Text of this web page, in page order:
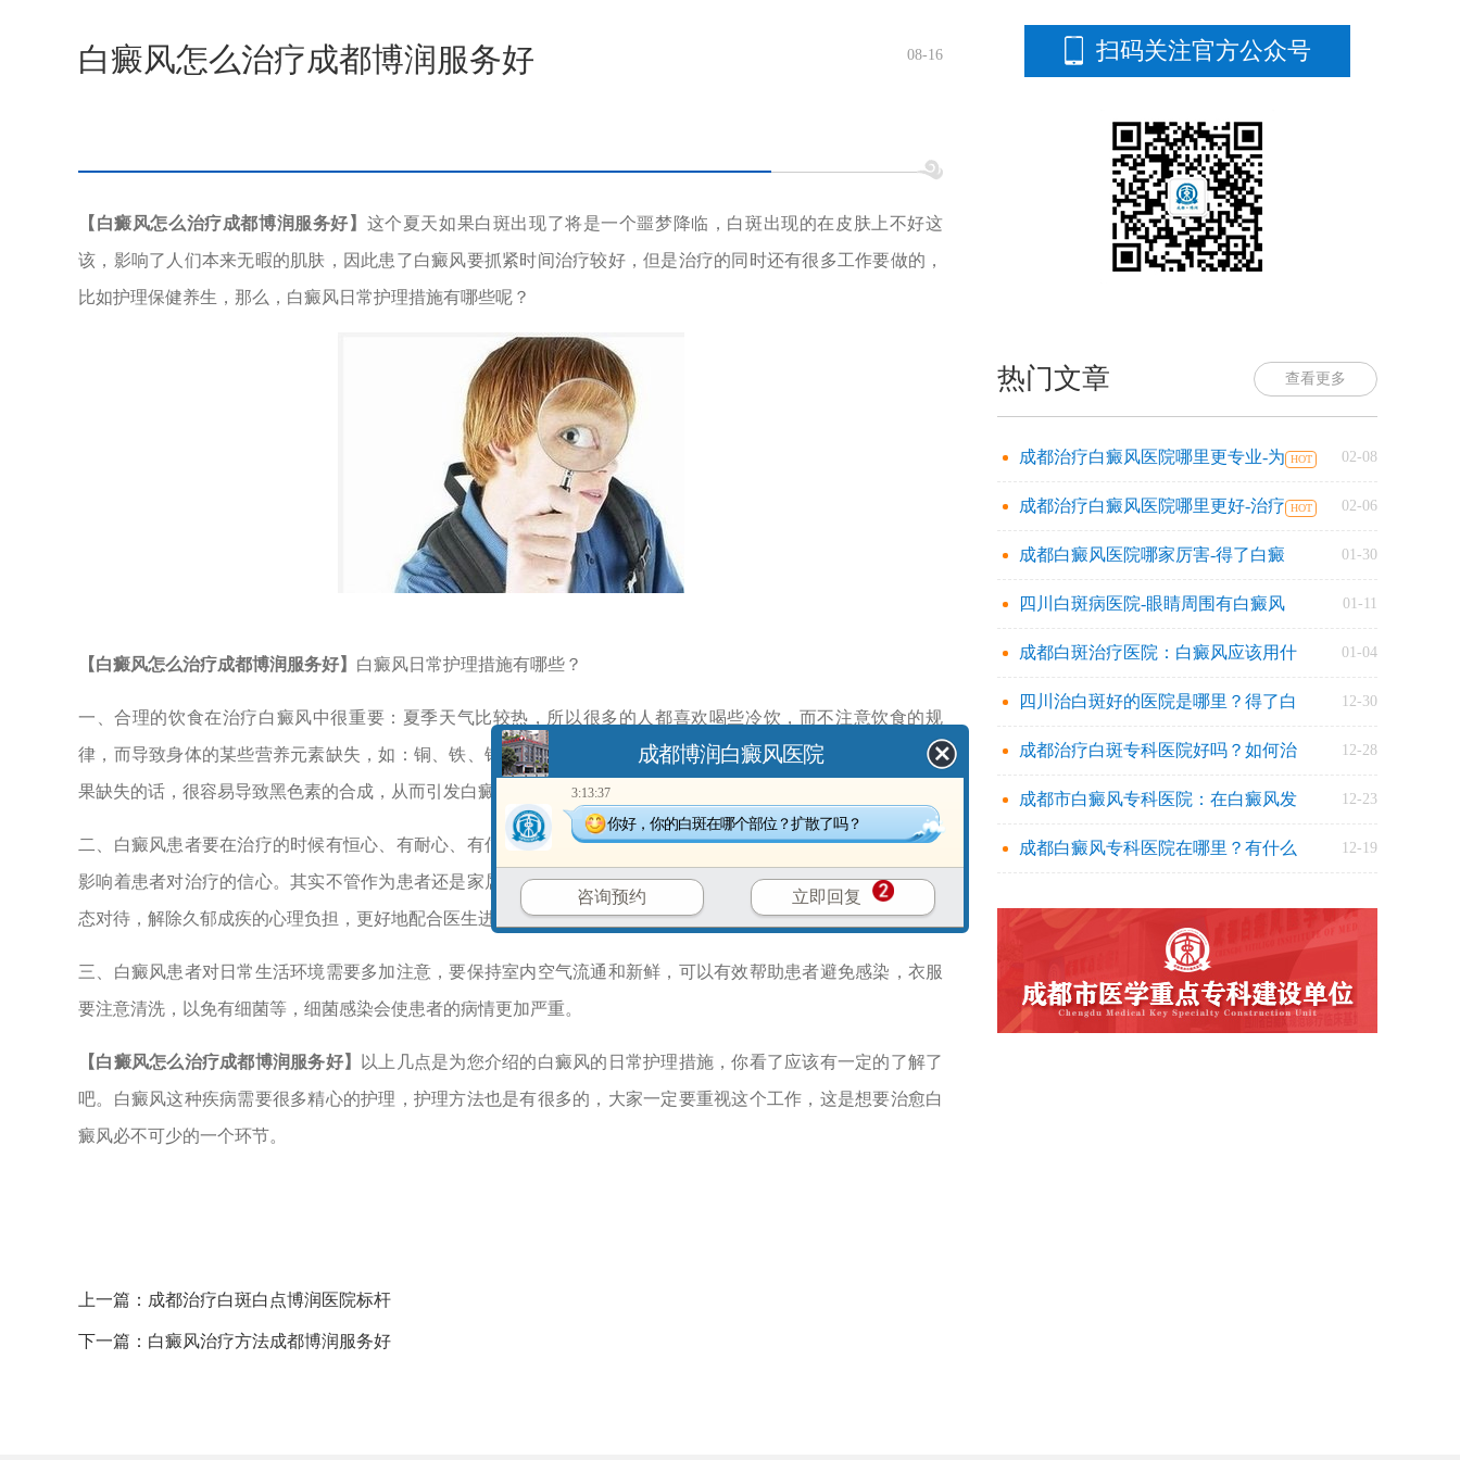
白癜风怎么治疗成都博润服务好 08-16
【白癜风怎么治疗成都博润服务好】 这个夏天如果白斑出现了将是一个噩梦降临，白斑出现的在皮肤上不好这
该，影响了人们本来无暇的肌肤，因此患了白癜风要抓紧时间治疗较好，但是治疗的同时还有很多工作要做的，
比如护理保健养生，那么，白癜风日常护理措施有哪些呢？
【白癜风怎么治疗成都博润服务好】 白癜风日常护理措施有哪些？
一、合理的饮食在治疗白癜风中很重要：夏季天气比较热，所以很多的人都喜欢喝些冷饮，而不注意饮食的规
律，而导致身体的某些营养元素缺失，如：铜、铁、锌等，而这些营养元素对黑色素的合成起着关键的作用，如
果缺失的话，很容易导致黑色素的合成，从而引发白癜风。
二、白癜风患者要在治疗的时候有恒心、有耐心、有信心，这三心对白癜风的治好起着关键的作用，情绪会直接
影响着患者对治疗的信心。其实不管作为患者还是家属，都应该对白癜风有一个正确的认识，并以积极乐观的心
态对待，解除久郁成疾的心理负担，更好地配合医生进行治疗，病情自然会尽快康复。
三、白癜风患者对日常生活环境需要多加注意，要保持室内空气流通和新鲜，可以有效帮助患者避免感染，衣服
要注意清洗，以免有细菌等，细菌感染会使患者的病情更加严重。
【白癜风怎么治疗成都博润服务好】
以上几点是为您介绍的白癜风的日常护理措施，你看了应该有一定的了解了
吧。白癜风这种疾病需要很多精心的护理，护理方法也是有很多的，大家一定要重视这个工作，这是想要治愈白
癜风必不可少的一个环节。
上一篇： 成都治疗白斑白点博润医院标杆
下一篇： 白癜风治疗方法成都博润服务好
扫码关注官方公众号
热门文章 查看更多
成都治疗白癜风医院哪里更专业-为 02-08
成都治疗白癜风医院哪里更好-治疗 02-06
成都白癜风医院哪家厉害-得了白癜 01-30
四川白斑病医院-眼睛周围有白癜风 01-11
成都白斑治疗医院：白癜风应该用什 01-04
四川治白斑好的医院是哪里？得了白 12-30
成都治疗白斑专科医院好吗？如何治 12-28
成都市白癜风专科医院：在白癜风发 12-23
成都白癜风专科医院在哪里？有什么 12-19
成都博润白癜风医院
3:13:37
你好，你的白斑在哪个部位？扩散了吗？
咨询预约 立即回复